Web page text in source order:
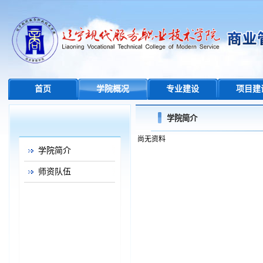
首页 学院概况 专业建设 项目建
学院简介
师资队伍
学院简介
尚无资料